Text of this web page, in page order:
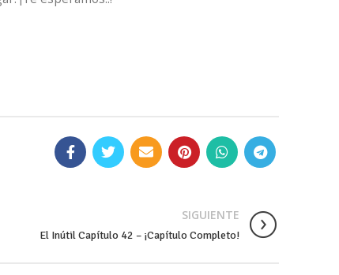
SIGUIENTE
El Inútil Capítulo 42 – ¡Capítulo Completo!